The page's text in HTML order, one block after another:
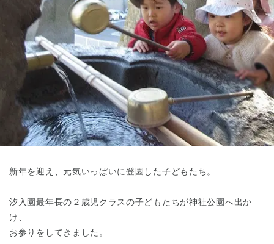
都道府県
から探す
東京都
東京都 全域
新年を迎え、元気いっぱいに登園した子どもたち。
汐入園最年長の２歳児クラスの子どもたちが神社公園へ出か
け、
お参りをしてきました。